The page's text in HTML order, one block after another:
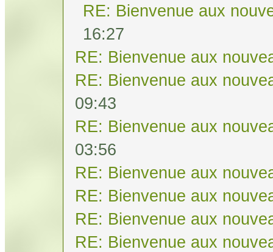
RE: Bienvenue aux
16:27
RE: Bienvenue aux
RE: Bienvenue aux
09:43
RE: Bienvenue aux
03:56
RE: Bienvenue aux
RE: Bienvenue aux
RE: Bienvenue aux
RE: Bienvenue aux